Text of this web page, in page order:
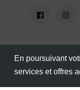
En poursuivant
services et offres